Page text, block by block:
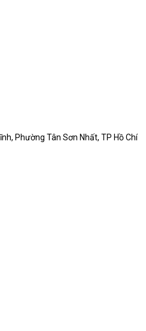
Phường Tân Sơn Nhất, TP Hồ Chí